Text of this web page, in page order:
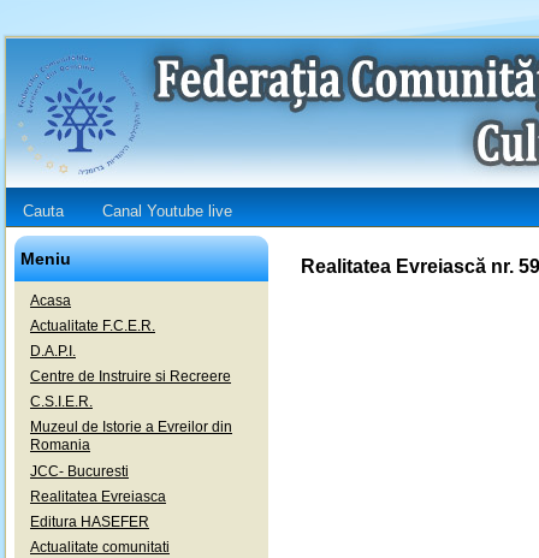
Cauta Canal Youtube live
Meniu
Acasa
Actualitate F.C.E.R.
D.A.P.I.
Centre de Instruire si Recreere
C.S.I.E.R.
Muzeul de Istorie a Evreilor din
Romania
JCC- Bucuresti
Realitatea Evreiasca
Editura HASEFER
Actualitate comunitati
Realitatea Evreiască nr.